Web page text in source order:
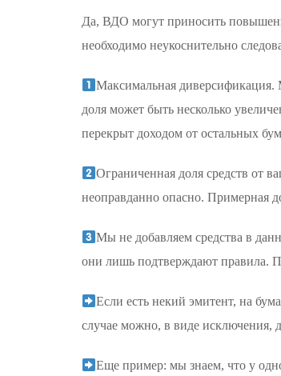
Да, ВДО могут приносить
необходимо неукоснительно
Максимальная диверсификация.
доля может быть несколько
перекрыт доходом от остальных
Ограниченная доля средств от
неоправданно опасно. Примерная
Мы не добавляем средства в
они лишь подтверждают правила.
Если есть некий эмитент, на
случае можно, в виде исключения,
Еще пример: мы знаем, что у